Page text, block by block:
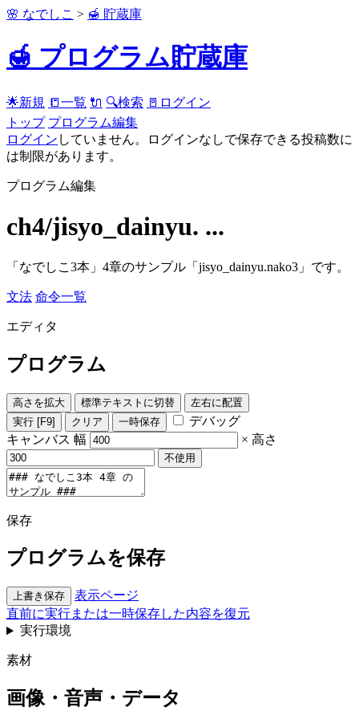
🌸 なでしこ > 🍯 貯蔵庫
🍯 プログラム貯蔵庫
🌟新規 📒一覧 🔌 🔍検索 🚪ログイン
トップ プログラム編集
ログイン していません。ログインなしで保存できる投稿数に
は制限があります。
プログラム編集
ch4/jisyo_dainyu. ...
「なでしこ3本」4章のサンプル「jisyo_dainyu.nako3」です。
文法 命令一覧
エディタ
プログラム
高さを拡大 標準テキストに切替
左右に配置
実行 [F9] クリア 一時保存
デバッグ
キャンバス 幅 × 高さ
不使用
保存
プログラムを保存
上書き保存
表示ページ
直前に実行または一時保存した内容を復元
実行環境
素材
画像・音声・データ